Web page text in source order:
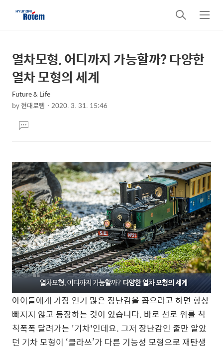
검
색
메
뉴
상
세
컨
텐
본
문
제
목
열차모형, 어디까지 가능할까? 다양한
열차 모형의 세계
Future & Life
by현대로템 2020. 3. 31. 15:46
문댓
글
아이들에게 가장 인기 많은 장난감을 꼽으라고 하면 항상
빠지지 않고 등장하는 것이 있습니다. 바로 선로 위를 칙
칙폭폭 달려가는 '기차'인데요. 그저 장난감인 줄만 알았
던 기차 모형이 ‘클라쓰’가 다른 기능성 모형으로 재탄생